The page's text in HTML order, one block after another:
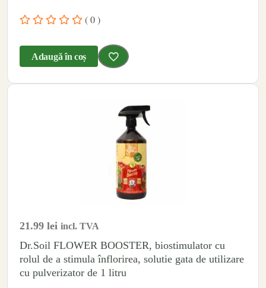
( 0 )
Adaugă în coș
21.99 lei incl. TVA
Dr.Soil FLOWER BOOSTER, biostimulator cu
rolul de a stimula înflorirea, solutie gata de utilizare
cu pulverizator de 1 litru